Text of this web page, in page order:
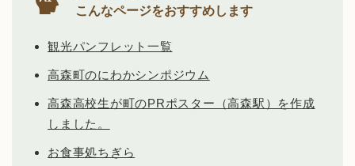
こんなページをおすすめします
観光パンフレット一覧
高森町のにわかシンポジウム
高森高校生が町のPRポスター（高森駅）を作成
しました。
お食事処ちぎら